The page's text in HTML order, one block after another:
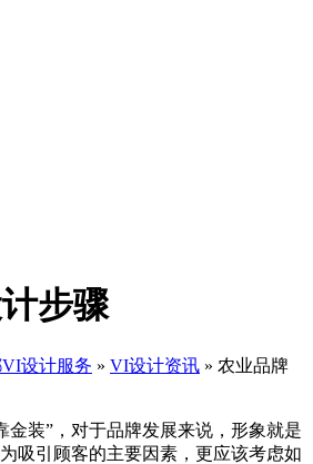
步骤
VI设计服务 » VI设计资讯 » 农业品牌
金装”，对于品牌发展来说，形象就是
吸引顾客的主要因素，更应该考虑如